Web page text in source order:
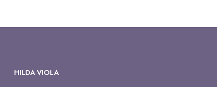
HILDA VIOLA